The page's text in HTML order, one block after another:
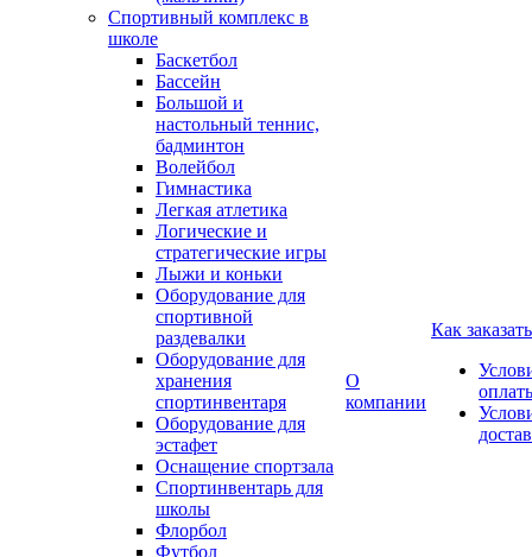
Спортивный комплекс в
школе
Баскетбол
Бассейн
Большой и
настольный теннис,
бадминтон
Волейбол
Гимнастика
Легкая атлетика
Логические и
стратегические игры
Лыжи и коньки
Оборудование для
спортивной
раздевалки
Оборудование для
хранения
спортинвентаря
Оборудование для
эстафет
Оснащение спортзала
Спортинвентарь для
школы
Флорбол
Футбол
О
компании
Как